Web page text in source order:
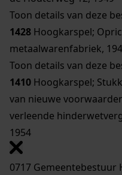
Toon details van deze
1428 Hoogkarspel;
metaalwarenfabriek,
Toon details van deze
1410 Hoogkarspel;
van nieuwe
verleende
1954
0717 Gemeentebestuur